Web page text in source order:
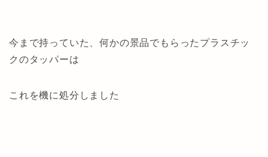
今まで持っていた、何かの景品でもらったプラスチッ
クのタッパーは
これを機に処分しました